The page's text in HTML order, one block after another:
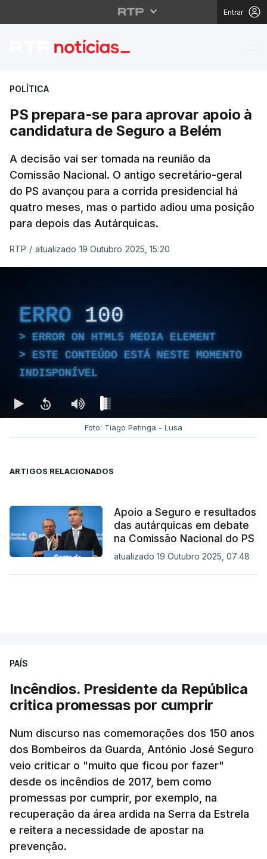
Entrar
PS prepara-se para
POLÍTICA
PS prepara-se para aprovar apoio à
candidatura de Seguro a Belém
A decisão vai ser tomada na reunião da
Comissão Nacional. O antigo secretário-geral
do PS avançou para a corrida presidencial há
quatro meses, mas o partido adiou uma posição
para depois das Autárquicas.
RTP / atualizado 19 Outubro 2025, 15:20
ERRO 100
ERROR ON HTML5 MEDIA ELEMENT
ESTE CONTEÚDO ESTÁ NESTE MOMENTO
INDISPONÍVEL
Foto: Tiago Petinga - Lusa
ARTIGOS RELACIONADOS
Apoio a Seguro e resultados
das autárquicas em debate
na Comissão Nacional do PS
atualizado 19 Outubro 2025, 07:48
PAÍS
Incêndios. Presidente da República
critica promessas por cumprir
Num discurso nas comemorações dos 150 anos
dos Bombeiros da Guarda, António José Seguro
veio criticar o "muito que ficou por fazer"
desde os incêndios de 2017, bem como
promessas por cumprir, por exemplo, na
recuperação da área ardida na Serra da Estrela
e reitera a necessidade de apostar na
prevenção.